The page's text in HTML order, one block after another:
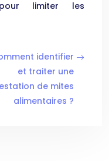
limiter les
identifier
et traiter une
de mites
alimentaires ?